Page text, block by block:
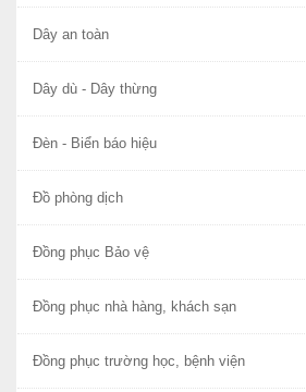
Dây an toàn
Dây dù - Dây thừng
Đèn - Biển báo hiệu
Đồ phòng dịch
Đồng phục Bảo vệ
Đồng phục nhà hàng, khách sạn
Đồng phục trường học, bệnh viện